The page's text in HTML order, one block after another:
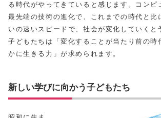
る時代がやってきていると感じます。コンピ
最先端の技術の進化で、これまでの時代と比
いの速いスピードで、社会が変化していくと
子どもたちは「変化することが当たり前の時
かに生きる力」が求められます。
新しい学びに向かう子どもたち